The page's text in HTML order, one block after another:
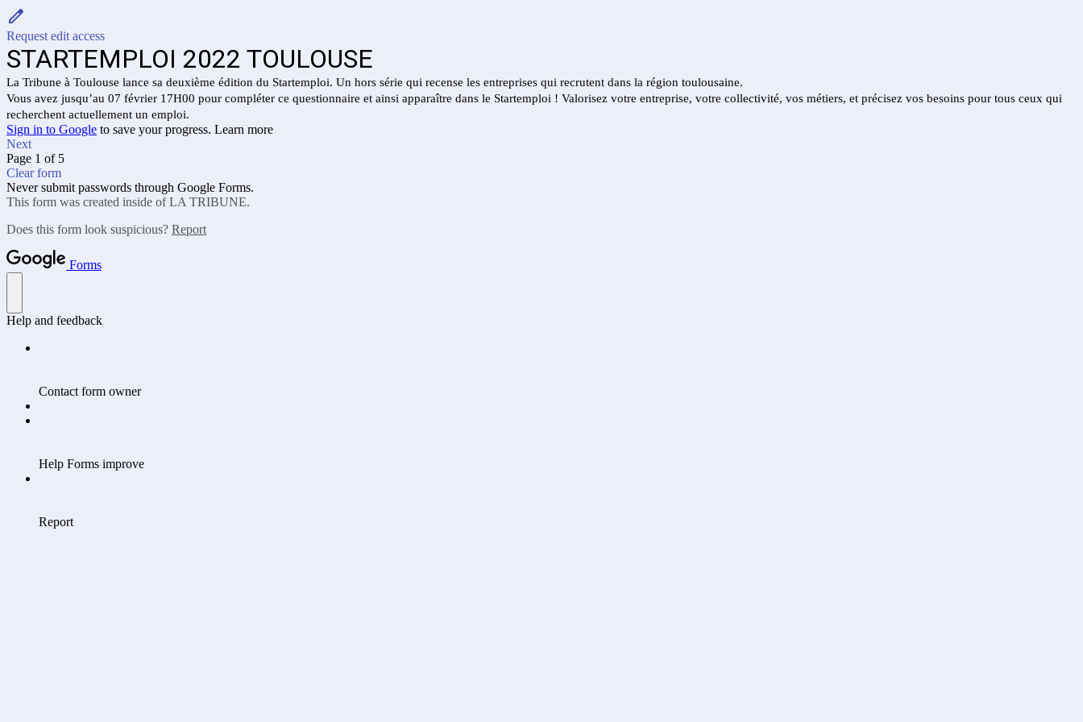
Request edit access
STARTEMPLOI 2022 TOULOUSE
La Tribune à Toulouse lance sa deuxième édition du Startemploi. Un hors série qui recense les entreprises qui recrutent dans la région toulousaine.
Vous avez jusqu’au 07 février 17H00 pour compléter ce questionnaire et ainsi apparaître dans le Startemploi ! Valorisez votre entreprise, votre collectivité, vos métiers, et précisez vos besoins pour tous ceux qui
recherchent actuellement un emploi.
Sign in to Google to save your progress. Learn more
Next
Page 1 of 5
Clear form
Never submit passwords through Google Forms.
This form was created inside of LA TRIBUNE.
Does this form look suspicious? Report
Forms
Help and feedback
Contact form owner
Help Forms improve
Report